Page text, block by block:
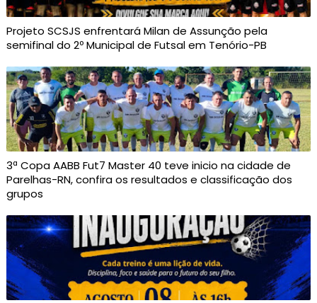
Projeto SCSJS enfrentará Milan de Assunção pela
semifinal do 2º Municipal de Futsal em Tenório-PB
3ª Copa AABB Fut7 Master 40 teve inicio na cidade de
Parelhas-RN, confira os resultados e classificação dos
grupos